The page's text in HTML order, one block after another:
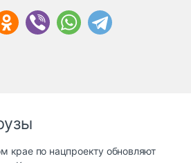
крае по нацпроекту обновляют